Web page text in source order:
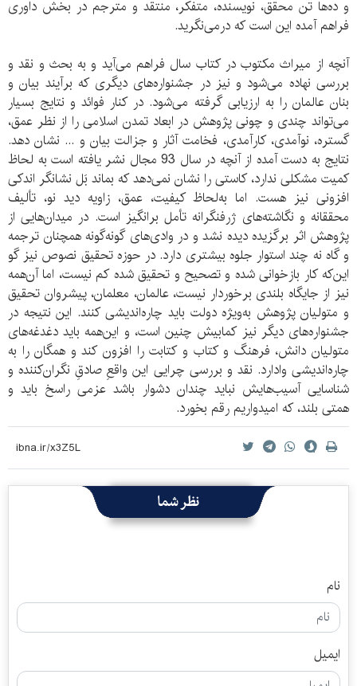
و ده‌ها تن محقق،‌ نویسنده، متفکر، منتقد و مترجم در بخش داوری
فراهم آمده این است که درمی‌نگرید.
آنچه از میراث مکتوب در کتاب سال فراهم می‌آید و به بحث و نقد و
بررسی نهاده می‌شود و نیز در جشنواره‌های دیگری که برآیند بيان و
بنان‌ عالمان را به ارزیابی گرفته می‌شود. در کنار فوائد و نتایج بسیار
می‌تواند چندی و چونی پژوهش در ابعاد تمدن اسلامی را از نظر عمق،
گستره، نوآمدی، کارآمدی، فخامت آثار و جزالت بیان و ... نشان دهد.
نتایج به دست آمده از آنچه در سال 93 مجال نشر یافته است به لحاظ
کمیت مشکلی ندارد، کاستی را نشان نمی‌دهد که بماند بَل نشانگر اندکی
افزونی نیز هست. اما به‌لحاظ کیفیت، عمق، زاویه دید نو، تألیف
محققانه و نگاشته‌های ژرفنگرانه تأمل برانگیز است. در میدان‌هایی از
پژوهش اثر برگزیده دیده نشد و در وادی‌های گونه‌گونه همچنان ترجمه
و گاه نه چند استوار جلوه بیشتری دارد. در حوزه تحقیق نصوص نیز گو
این‌که کار بازخوانی شده و تصحیح و تحقیق شده کم نیست، اما آن‌همه
نیز از جایگاه بلندی برخوردار نیست، عالمان، معلمان، پیشروان تحقیق
و متولیان پژوهش به‌ویژه دولت باید چاره‌اندیشی کنند. این نتیجه در
جشنواره‌های دیگر نیز کمابیش چنین است، و این‌همه باید دغدغه‌های
متولیان دانش، فرهنگ و کتاب و کتابت را افزون کند و همگان را به
چاره‌اندیشی وادارد. نقد و بررسی چرایی این واقعِ صادقِ نگران‌کننده و
شناسایی آسیب‌‌هايش نباید چندان دشوار باشد عزمی راسخ باید و
همتی بلند، که امیدواریم رقم بخورد.
نظر شما
نام
ایمیل